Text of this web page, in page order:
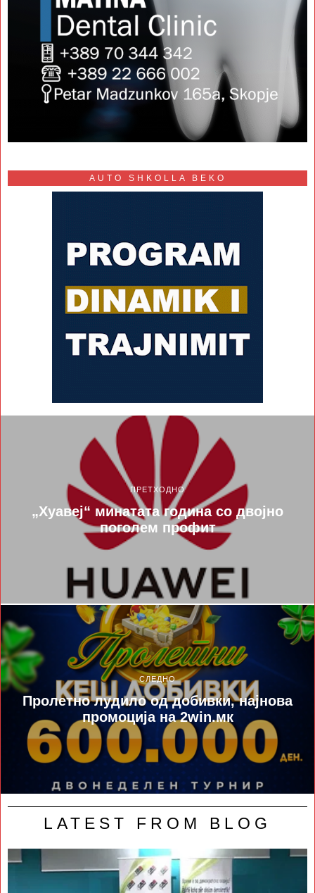
AUTO SHKOLLA BEKO
ПРЕТХОДНО
„Хуавеј“ минатата година со двојно
поголем профит
СЛЕДНО
Пролетно лудило од добивки, најнова
промоција на 2win.мк
LATEST FROM BLOG